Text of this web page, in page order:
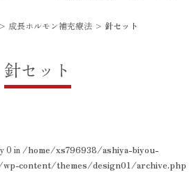
> 成長ホルモン補充療法 > 針セット
針セット
0 in /home/xs796938/ashiya-biyou-
content/themes/design01/archive.php